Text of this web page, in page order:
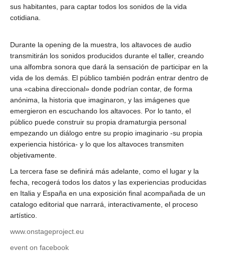
sus habitantes, para captar todos los sonidos de la vida
cotidiana.
Durante la opening de la muestra, los altavoces de audio
transmitirán los sonidos producidos durante el taller, creando
una alfombra sonora que dará la sensación de participar en la
vida de los demás. El público también podrán entrar dentro de
una «cabina direccional» donde podrían contar, de forma
anónima, la historia que imaginaron, y las imágenes que
emergieron en escuchando los altavoces. Por lo tanto, el
público puede construir su propia dramaturgia personal
empezando un diálogo entre su propio imaginario -su propia
experiencia histórica- y lo que los altavoces transmiten
objetivamente.
La tercera fase se definirá más adelante, como el lugar y la
fecha, recogerá todos los datos y las experiencias producidas
en Italia y España en una exposición final acompañada de un
catalogo editorial que narrará, interactivamente, el proceso
artístico.
www.onstageproject.eu
event on facebook